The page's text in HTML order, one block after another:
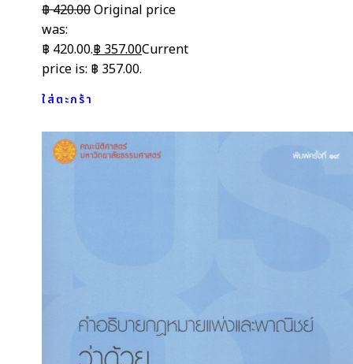
฿420.00Original price
was:
฿ 420.00.฿357.00Current
price is: ฿ 357.00.
ใส่ตะกร้า